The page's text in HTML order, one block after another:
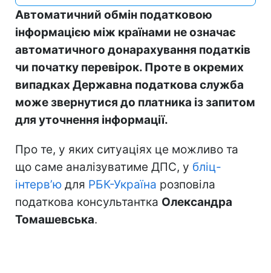
Автоматичний обмін податковою
інформацією між країнами не означає
автоматичного донарахування податків
чи початку перевірок. Проте в окремих
випадках Державна податкова служба
може звернутися до платника із запитом
для уточнення інформації.
Про те, у яких ситуаціях це можливо та
що саме аналізуватиме ДПС, у бліц-
інтерв’ю для РБК-Україна розповіла
податкова консультантка Олександра
Томашевська.